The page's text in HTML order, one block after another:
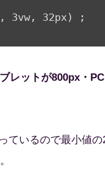
3vw, 32px) ;
レットが800px・
ているので最小値